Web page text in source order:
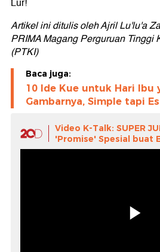
Lur!
Artikel ini ditulis oleh Ajril Lu'lu'a
PRIMA Magang Perguruan Tinggi
(PTKI)
Baca juga:
10 Ide Kue untuk Hari Ibu
Gambarnya, Simple tapi
Video K-Talk: SUPER
'Promise' Spesial buat